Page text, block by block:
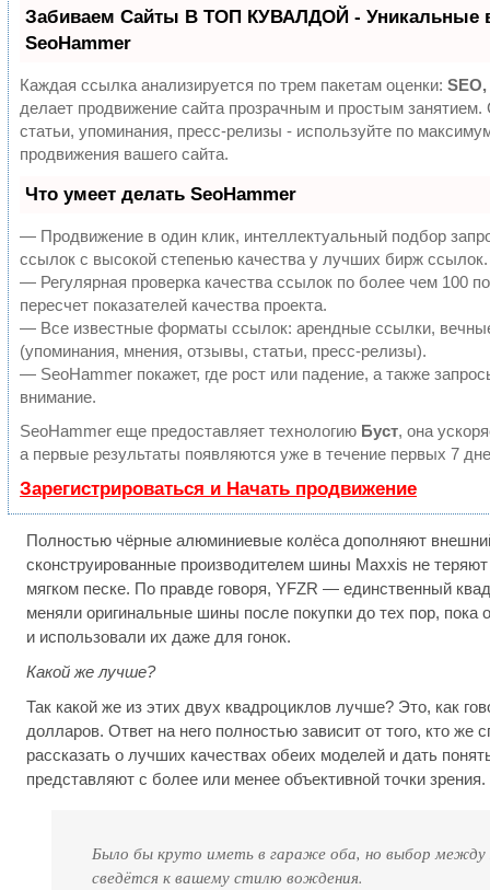
Забиваем Сайты В ТОП КУВАЛДОЙ - Уникальные
SeoHammer
Каждая ссылка анализируется по трем пакетам оценки:
делает продвижение сайта прозрачным и простым
статьи, упоминания, пресс-релизы - используйте по
продвижения вашего сайта.
Что умеет делать SeoHammer
— Продвижение в один клик, интеллектуальный подбор
ссылок с высокой степенью качества у лучших бирж ссылок.
— Регулярная проверка качества ссылок по более чем 100
пересчет показателей качества проекта.
— Все известные форматы ссылок: арендные ссылки,
(упоминания, мнения, отзывы, статьи, пресс-релизы).
— SeoHammer покажет, где рост или падение, а также
внимание.
SeoHammer еще предоставляет технологию Буст, она
а первые результаты появляются уже в течение первых 7
Зарегистрироваться и Начать продвижение
Полностью чёрные алюминиевые колёса дополняют
сконструированные производителем шины Maxxis не
мягком песке. По правде говоря, YFZR — единственный
меняли оригинальные шины после покупки до тех пор, пока
и использовали их даже для гонок.
Какой же лучше?
Так какой же из этих двух квадроциклов лучше? Это, как
долларов. Ответ на него полностью зависит от того, кто
рассказать о лучших качествах обеих моделей и дать
представляют с более или менее объективной точки зрения.
Было бы круто иметь в гараже оба, но выбор между
сведётся к вашему стилю вождения.